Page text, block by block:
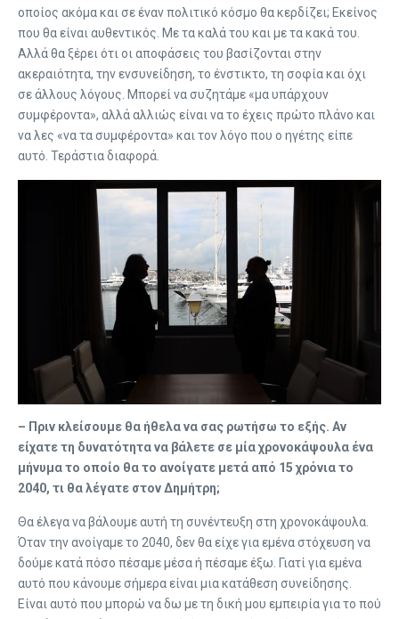
οποίος ακόμα και σε έναν πολιτικό κόσμο θα κερδίζει; Εκείνος
που θα είναι αυθεντικός. Με τα καλά του και με τα κακά του.
Αλλά θα ξέρει ότι οι αποφάσεις του βασίζονται στην
ακεραιότητα, την ενσυνείδηση, το ένστικτο, τη σοφία και όχι
σε άλλους λόγους. Μπορεί να συζητάμε «μα υπάρχουν
συμφέροντα», αλλά αλλιώς είναι να το έχεις πρώτο πλάνο και
να λες «να τα συμφέροντα» και τον λόγο που ο ηγέτης είπε
αυτό. Τεράστια διαφορά.
– Πριν κλείσουμε θα ήθελα να σας ρωτήσω το εξής. Αν
είχατε τη δυνατότητα να βάλετε σε μία χρονοκάψουλα ένα
μήνυμα το οποίο θα το ανοίγατε μετά από 15 χρόνια το
2040, τι θα λέγατε στον Δημήτρη;
Θα έλεγα να βάλουμε αυτή τη συνέντευξη στη χρονοκάψουλα.
Όταν την ανοίγαμε το 2040, δεν θα είχε για εμένα στόχευση να
δούμε κατά πόσο πέσαμε μέσα ή πέσαμε έξω. Γιατί για εμένα
αυτό που κάνουμε σήμερα είναι μια κατάθεση συνείδησης.
Είναι αυτό που μπορώ να δω με τη δική μου εμπειρία για το πού